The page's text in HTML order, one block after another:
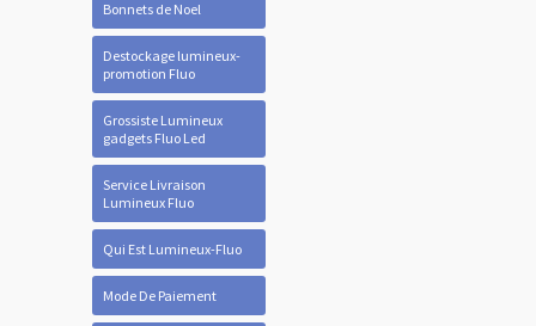
Bonnets de Noel
Destockage lumineux-
promotion Fluo
Grossiste Lumineux
gadgets Fluo Led
Service Livraison
Lumineux Fluo
Qui Est Lumineux-Fluo
Mode De Paiement